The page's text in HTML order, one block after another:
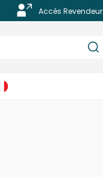
Accès Revendeur